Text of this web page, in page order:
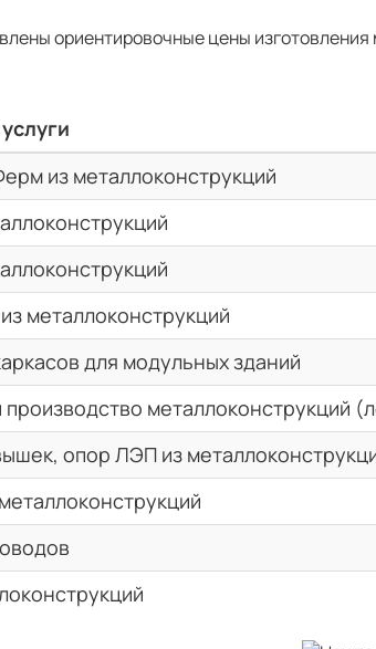
ориентировочные цены
из металлоконструкций
металлоконструкций
для модульных зданий
производство металлоконструкций
опор ЛЭП из